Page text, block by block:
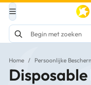
Home / Persoonlijke